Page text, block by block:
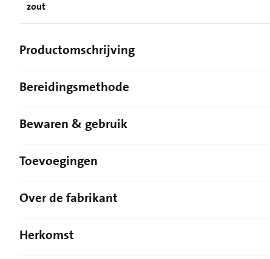
zout
Productomschrijving
Bereidingsmethode
Bewaren & gebruik
Toevoegingen
Over de fabrikant
Herkomst